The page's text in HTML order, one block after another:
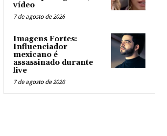
vídeo
7 de agosto de 2026
Imagens Fortes:
Influenciador
mexicano é
assassinado durante
live
7 de agosto de 2026